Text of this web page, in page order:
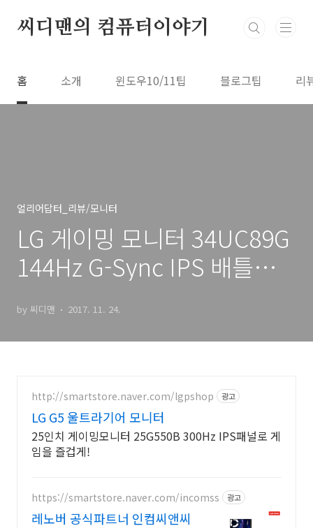
씨디맨의 컴퓨터이야기
홈 소개 윈도우10/11팁 블로그팁 리
얼리어답터_리뷰/모니터
LG 게이밍 모니터 34UC89G
144Hz G-Sync IPS 배틀그
by 씨디맨 2017. 11. 24.
http://smartstore.naver.com/lgpshop 광고
LG G5 울트라기어 모니터
25인치 게이밍모니터 25G550B 300Hz IPS패널로 게
임을 즐겁게!
https://smartstore.naver.com/incomss 광고
레노버 공식파트너 인컴씨앤씨